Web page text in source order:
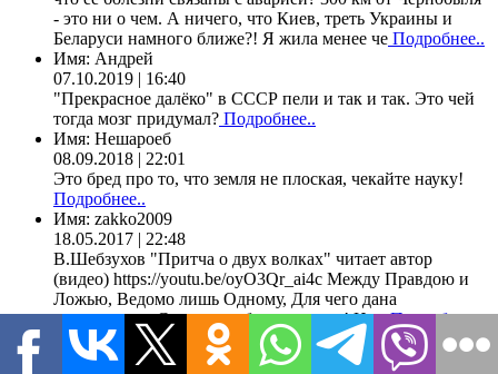
- это ни о чем. А ничего, что Киев, треть Украины и
Беларуси намного ближе?! Я жила менее че Подробнее..
Имя: Андрей
07.10.2019 | 16:40
"Прекрасное далёко" в СССР пели и так и так. Это чей
тогда мозг придумал? Подробнее..
Имя: Нешароеб
08.09.2018 | 22:01
Это бред про то, что земля не плоская, чекайте науку!
Подробнее..
Имя: zakko2009
18.05.2017 | 22:48
В.Шебзухов "Притча о двух волках" читает автор
(видео) https://youtu.be/oyO3Qr_ai4c Между Правдою и
Ложью, Ведомо лишь Одному, Для чего дана
возможность Сделать выбор – самому! ИндПодробнее..
Имя:
)
24.04.2017 | 17:43